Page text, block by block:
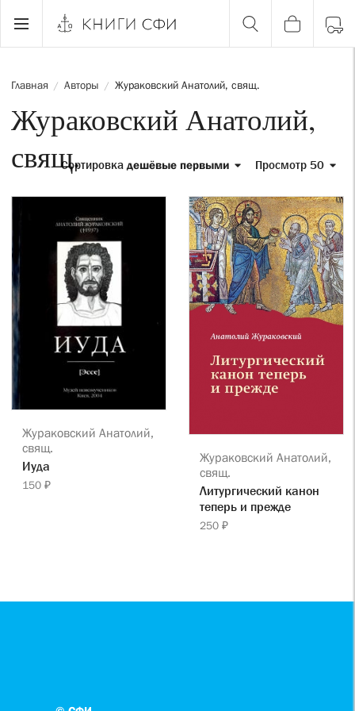
Главная / Авторы / Жураковский Анатолий, свящ.
Жураковский Анатолий,
свящ.
Просмотр 50
Сортировка дешёвые первыми
Жураковский Анатолий,
свящ.
Иуда
150 ₽
Жураковский Анатолий,
свящ.
Литургический канон
теперь и прежде
250 ₽